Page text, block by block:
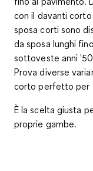
con il davanti
sposa corti sono
da sposa lunghi
sottoveste anni
Prova diverse
corto perfetto per
È la scelta giusta
proprie gambe.